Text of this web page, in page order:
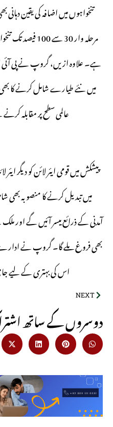
تنخواہوں میں اضافہ کی یقین
مرحلہ وار 30 سے
ہے۔ علاوہ ازیں، گروپ نے پی
میں نئے طیارے شامل کرنے کا
عالمی سطح پر مقابلہ
پیشکش میں قومی ایئر لائن کو دیگر
میں تبدیل کرنے کا منصوبہ
آمدنی کے ذرائع میسر آئیں گے اور
بھی فروغ ملے گا۔ گروپ نے
اس کی بہتری کے لیے
NEXT
:دوسروں کے ساتھ